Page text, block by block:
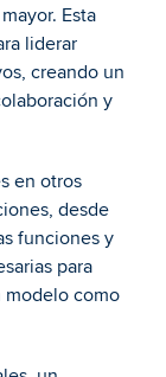
Esta
liderar
creando un
y
en otros
desde
funciones y
para
modelo como